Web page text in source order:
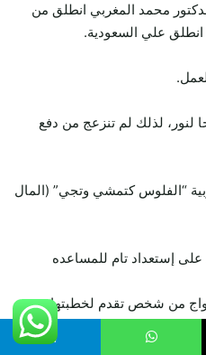
محمد المغربي انطلق من
علي السعودية.
لنور، لذلك لم تنزعج من دفع
“الفلوس كتمشي وتجي” (المال
إستعداد تام للمساعده
من شخص تقدم لخطبتها.
القادم.